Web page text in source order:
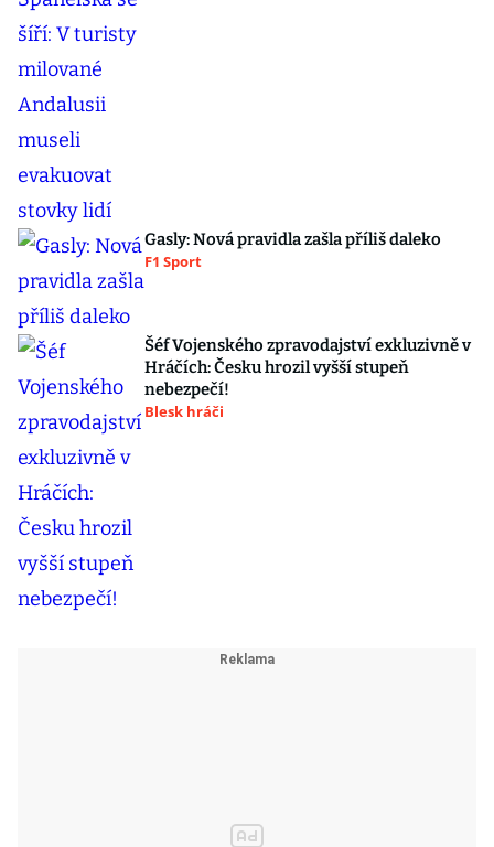
Gasly: Nová pravidla zašla příliš daleko
F1 Sport
Šéf Vojenského zpravodajství exkluzivně v
Hráčích: Česku hrozil vyšší stupeň
nebezpečí!
Blesk hráči